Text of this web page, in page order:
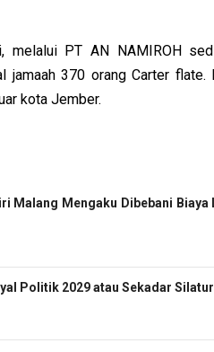
melalui PT AN NAMIROH
370 orang Carter flate.
kota Jember.
Malang Mengaku Dibebani Biaya
Politik 2029 atau Sekadar